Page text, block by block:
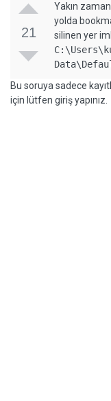
21
Yakın
yolda
silinen yer
Bu soruya sadece
için lütfen giriş yapınız.